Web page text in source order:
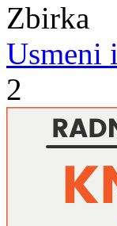
Zbirka
Usmeni
2